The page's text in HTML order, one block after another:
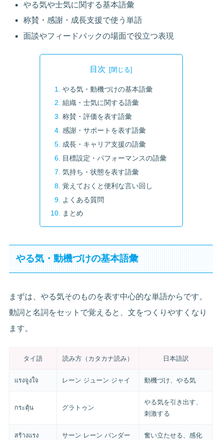
やる気や士気に関する基本語彙
称賛・感謝・成長支援で使う単語
面談やフィードバックの場面で役立つ表現
目次
やる気・動機づけの基本語彙
組織・士気に関する語彙
称賛・評価を表す語彙
感謝・サポートを表す語彙
成長・キャリア支援の語彙
目標設定・パフォーマンスの語彙
気持ち・状態を表す語彙
覚えておくと便利な言い回し
よくある質問
まとめ
やる気・動機づけの基本語彙
まずは、やる気そのものを表す中心的な単語からです。
動詞と名詞をセットで覚えると、文をつくりやすくなり
ます。
タイ語 読み方（カタカナ読み） 日本語訳
แรงจูงใจ レーン ジューン ジャイ 動機づけ、やる気
กระตุ้น グラトゥン
やる気を引き出す、
刺激する
สร้างแรง
サーン レーン バンダー
奮い立たせる、感化